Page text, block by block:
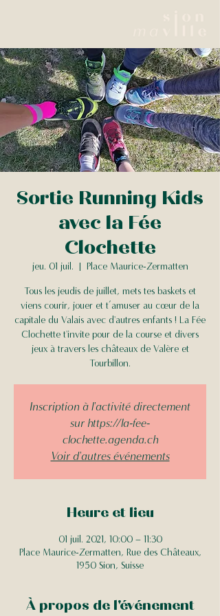
Sortie Running Kids
avec la Fée
Clochette
jeu. 01 juil.
  |
Place Maurice-Zermatten
Tous les jeudis de juillet, mets tes baskets et
viens courir, jouer et t’amuser au cœur de la
capitale du Valais avec d'autres enfants ! La Fée
Clochette t'invite pour de la course et divers
jeux à travers les châteaux de Valère et
Tourbillon.
Inscription à l'activité directement
sur https://la-fee-
clochette.agenda.ch
Voir d'autres événements
Heure et lieu
01 juil. 2021, 10:00 – 11:30
Place Maurice-Zermatten, Rue des Châteaux,
1950 Sion, Suisse
À propos de l'événement